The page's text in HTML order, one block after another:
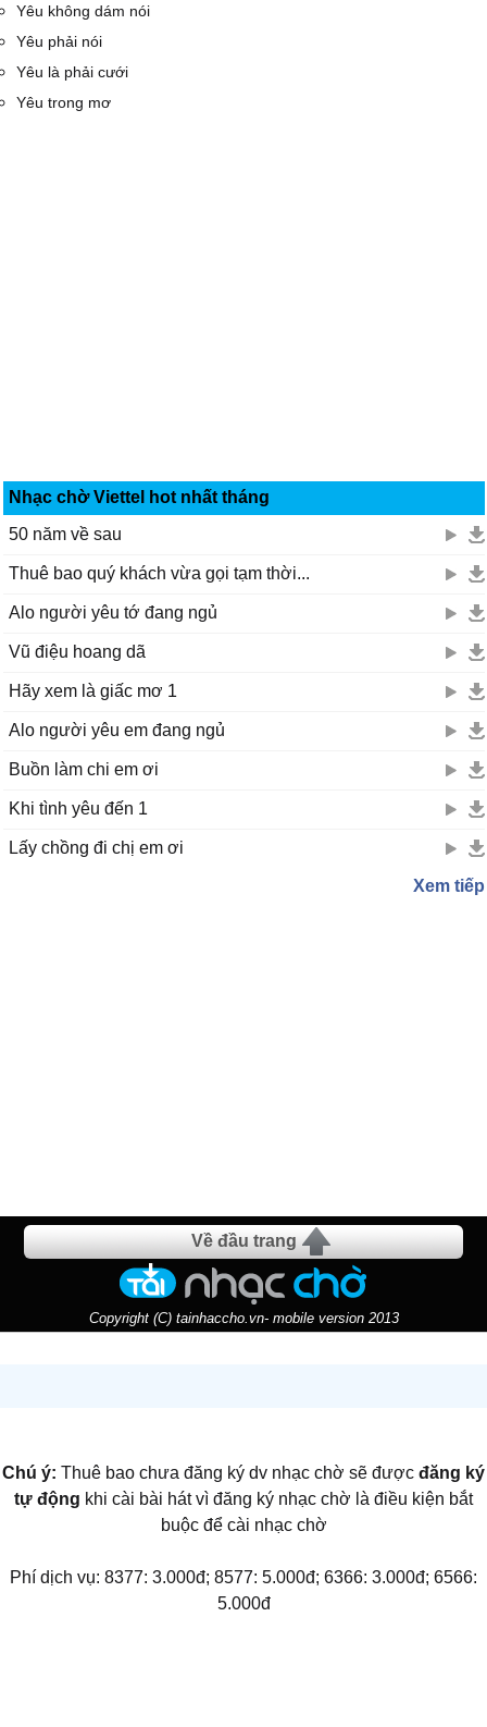
Yêu không dám nói
Yêu phải nói
Yêu là phải cưới
Yêu trong mơ
Nhạc chờ Viettel hot nhất tháng
50 năm về sau
Thuê bao quý khách vừa gọi tạm thời...
Alo người yêu tớ đang ngủ
Vũ điệu hoang dã
Hãy xem là giấc mơ 1
Alo người yêu em đang ngủ
Buồn làm chi em ơi
Khi tình yêu đến 1
Lấy chồng đi chị em ơi
Xem tiếp
Về đầu trang
Copyright (C) tainhaccho.vn- mobile version 2013
Chú ý: Thuê bao chưa đăng ký dv nhạc chờ sẽ được đăng ký
tự động khi cài bài hát vì đăng ký nhạc chờ là điều kiện bắt
buộc để cài nhạc chờ
Phí dịch vụ: 8377: 3.000đ; 8577: 5.000đ; 6366: 3.000đ; 6566:
5.000đ